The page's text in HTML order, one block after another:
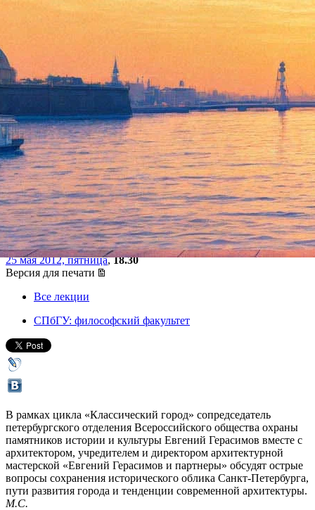
Архитектор против
градозащитника. Лекторы
Александр Марголис и
Евгений Герасимов
25 мая 2012, пятница,18.30
Версия для печати
Все лекции
СПбГУ: философский факультет
В рамках цикла «Классический город» сопредседатель
петербургского отделения Всероссийского общества охраны
памятников истории и культуры Евгений Герасимов вместе с
архитектором, учредителем и директором архитектурной
мастерской «Евгений Герасимов и партнеры» обсудят острые
вопросы сохранения исторического облика Санкт-Петербурга,
пути развития города и тенденции современной архитектуры.
М.С.